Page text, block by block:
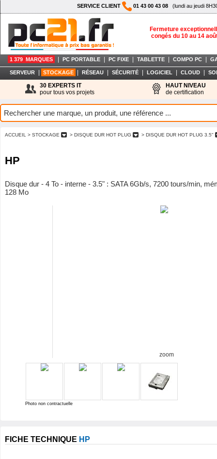
SERVICE CLIENT 01 43 00 43 08 (lundi au jeudi
Fermeture
congés du 10 au 14
1 379 MARQUES PC PORTABLE PC FIXE TABLETTE COMPO PC
SERVEUR STOCKAGE RÉSEAU SÉCURITÉ LOGICIEL CLOUD
30 EXPERTS IT
pour tous vos projets
HAUT NIVEAU
de certification
ACCUEIL > STOCKAGE > DISQUE DUR HOT PLUG > DISQUE DUR HOT PLUG 3.5"
HP
Disque dur - 4 To - interne - 3.5" : SATA 6Gb/s, 7200 tours/min,
128 Mo
zoom
Photo non contractuelle
FICHE TECHNIQUE HP